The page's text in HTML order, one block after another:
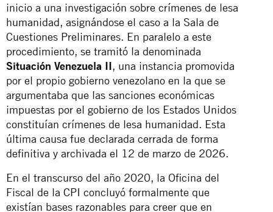
inicio a una investigación sobre crímenes de lesa
humanidad, asignándose el caso a la Sala de
Cuestiones Preliminares. En paralelo a este
procedimiento, se tramitó la denominada
Situación Venezuela II, una instancia promovida
por el propio gobierno venezolano en la que se
argumentaba que las sanciones económicas
impuestas por el gobierno de los Estados Unidos
constituían crímenes de lesa humanidad. Esta
última causa fue declarada cerrada de forma
definitiva y archivada el 12 de marzo de 2026.
En el transcurso del año 2020, la Oficina del
Fiscal de la CPI concluyó formalmente que
existían bases razonables para creer que en